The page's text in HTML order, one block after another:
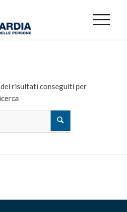
risultati conseguiti per